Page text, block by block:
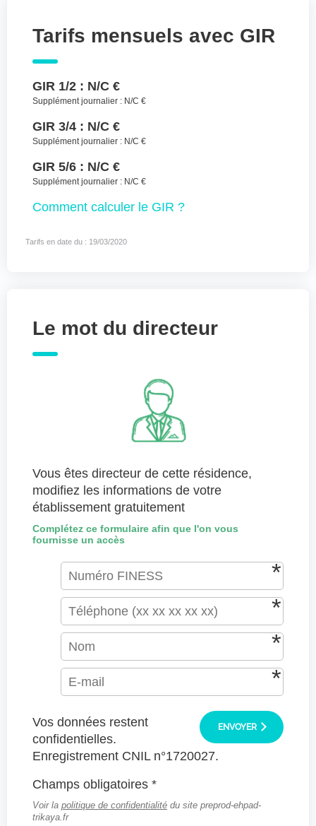
Tarifs mensuels avec GIR
GIR 1/2 : N/C €
Supplément journalier : N/C €
GIR 3/4 : N/C €
Supplément journalier : N/C €
GIR 5/6 : N/C €
Supplément journalier : N/C €
Comment calculer le GIR ?
Tarifs en date du : 19/03/2020
Le mot du directeur
Vous êtes directeur de cette résidence,
modifiez les informations de votre
établissement gratuitement
Complétez ce formulaire afin que l'on vous
fournisse un accès
ENVOYER
Vos données restent
confidentielles.
Enregistrement CNIL n°1720027.
Champs obligatoires *
Voir la politique de confidentialité du site preprod-ehpad-
trikaya.fr